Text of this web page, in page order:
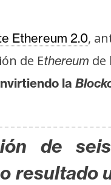
Ethereum 2.0,
de Ethereum de
la
de
resultado